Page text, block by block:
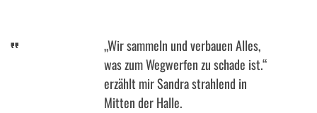
„Wir sammeln und verbauen Alles,
was zum Wegwerfen zu schade ist.“
erzählt mir Sandra strahlend in
Mitten der Halle.